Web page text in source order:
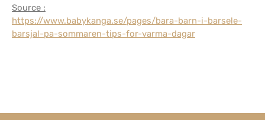
Source :
https://www.babykanga.se/pages/bara-barn-i-barsele-
barsjal-pa-sommaren-tips-for-varma-dagar